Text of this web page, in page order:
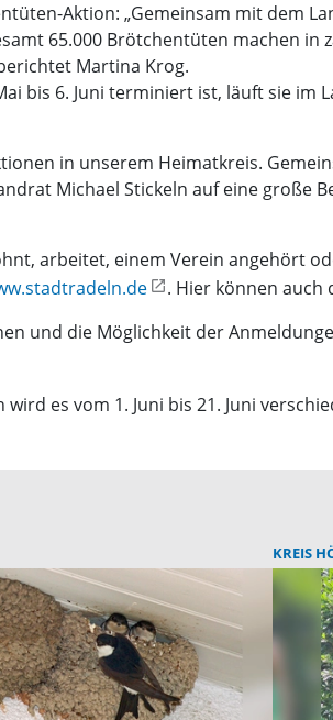
Aktion: „Gemeinsam mit dem
65.000 Brötchentüten machen in
Martina Krog.
bis 6. Juni terminiert ist, läuft sie im
in unserem Heimatkreis.
Michael Stickeln auf eine große
arbeitet, einem Verein angehört
. Hier können auch
und die Möglichkeit der
es vom 1. Juni bis 21. Juni
KREIS